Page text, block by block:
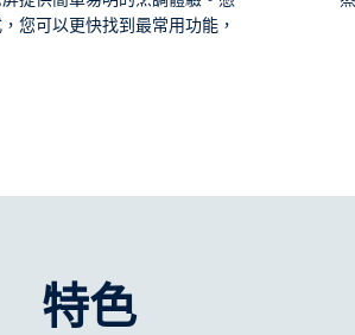
您可以更快找到最常用功能，
特色